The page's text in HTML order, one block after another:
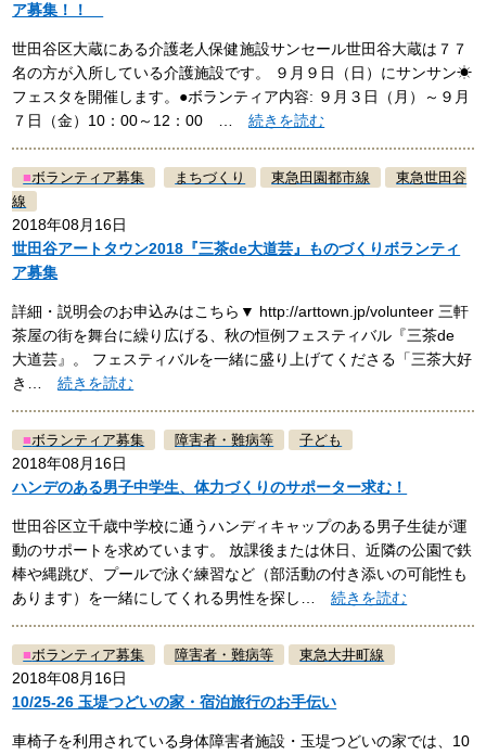
ア募集！！
世田谷区大蔵にある介護老人保健施設サンセール世田谷大蔵は７７
名の方が入所している介護施設です。 ９月９日（日）にサンサン☀
フェスタを開催します。●ボランティア内容: ９月３日（月）～９月
７日（金）10：00～12：00 …続きを読む
■ボランティア募集 まちづくり 東急田園都市線
東急世田谷
線
2018年08月16日
世田谷アートタウン2018『三茶de大道芸』ものづくりボランティ
ア募集
詳細・説明会のお申込みはこちら▼ http://arttown.jp/volunteer 三軒
茶屋の街を舞台に繰り広げる、秋の恒例フェスティバル『三茶de
大道芸』。 フェスティバルを一緒に盛り上げてくださる「三茶大好
き…続きを読む
■ボランティア募集 障害者・難病等 子ども
2018年08月16日
ハンデのある男子中学生、体力づくりのサポーター求む！
世田谷区立千歳中学校に通うハンディキャップのある男子生徒が運
動のサポートを求めています。 放課後または休日、近隣の公園で鉄
棒や縄跳び、プールで泳ぐ練習など（部活動の付き添いの可能性も
あります）を一緒にしてくれる男性を探し…続きを読む
■ボランティア募集 障害者・難病等 東急大井町線
2018年08月16日
10/25-26 玉堤つどいの家・宿泊旅行のお手伝い
車椅子を利用されている身体障害者施設・玉堤つどいの家では、10